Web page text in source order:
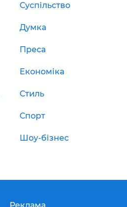
Суспільство
Думка
Преса
Економіка
Стиль
Спорт
Шоу-бізнес